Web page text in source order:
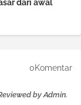
dari awal
0Komentar
by Admin.